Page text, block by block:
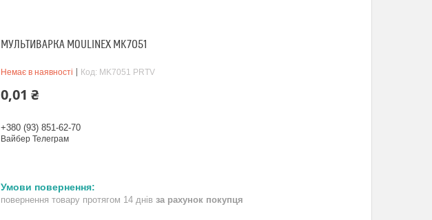
МУЛЬТИВАРКА MOULINEX MK7051
Немає в наявності Код: MK7051 PRTV
0,01 ₴
+380 (93) 851-62-70
Вайбер Телеграм
повернення товару протягом 14 днів за рахунок покупця